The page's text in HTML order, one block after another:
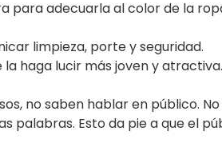
para adecuarla al color de la
limpieza, porte y seguridad.
haga lucir más joven y
no saben hablar en público.
palabras. Esto da pie a que el